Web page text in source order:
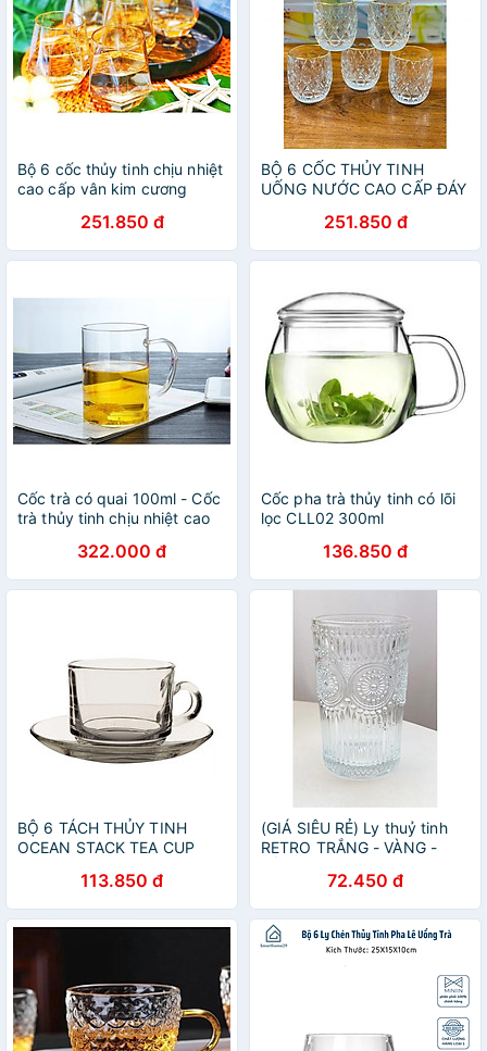
Bộ 6 cốc thủy tinh chịu nhiệt
cao cấp vân kim cương
251.850 đ
BỘ 6 CỐC THỦY TINH
UỐNG NƯỚC CAO CẤP ĐÁY
251.850 đ
Cốc trà có quai 100ml - Cốc
trà thủy tinh chịu nhiệt cao
322.000 đ
Cốc pha trà thủy tinh có lõi
lọc CLL02 300ml
136.850 đ
BỘ 6 TÁCH THỦY TINH
OCEAN STACK TEA CUP
113.850 đ
(GIÁ SIÊU RẺ) Ly thuỷ tinh
RETRO TRẮNG - VÀNG -
72.450 đ